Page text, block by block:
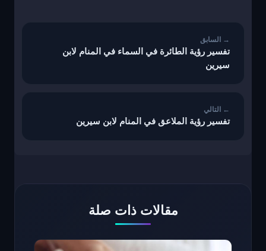
تفسير رؤية الطائرة في السماء في المنام لابن
سيرين
تفسير رؤية الملاعق في المنام لابن سيرين
مقالات ذات صلة